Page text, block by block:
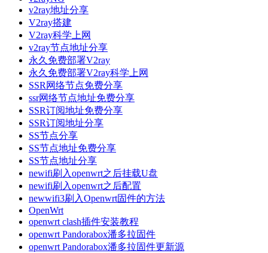
v2ray地址分享
V2ray搭建
V2ray科学上网
v2ray节点地址分享
永久免费部署V2ray
永久免费部署V2ray科学上网
SSR网络节点免费分享
ssr网络节点地址免费分享
SSR订阅地址免费分享
SSR订阅地址分享
SS节点分享
SS节点地址免费分享
SS节点地址分享
newifi刷入openwrt之后挂载U盘
newifi刷入openwrt之后配置
newwifi3刷入Openwrt固件的方法
OpenWrt
openwrt clash插件安装教程
openwrt Pandorabox潘多拉固件
openwrt Pandorabox潘多拉固件更新源